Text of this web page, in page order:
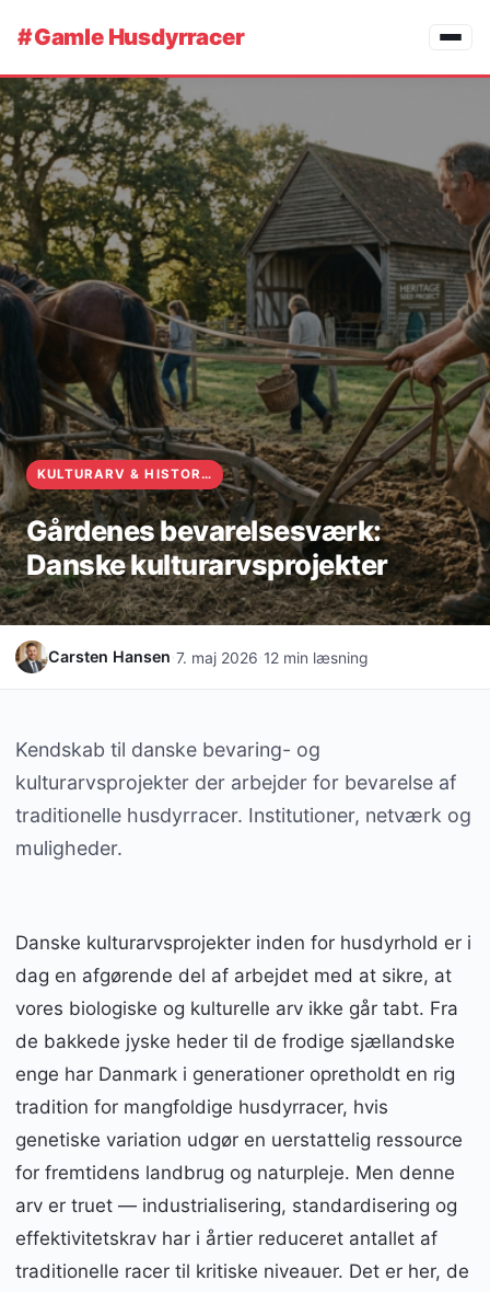
#Gamle Husdyrracer
KULTURARV & HISTORIE
Gårdenes bevarelsesværk:
Danske kulturarvsprojekter
Carsten Hansen 7. maj 2026 12 min læsning
Kendskab til danske bevaring- og
kulturarvsprojekter der arbejder for bevarelse af
traditionelle husdyrracer. Institutioner, netværk og
muligheder.
Danske kulturarvsprojekter inden for husdyrhold er i
dag en afgørende del af arbejdet med at sikre, at
vores biologiske og kulturelle arv ikke går tabt. Fra
de bakkede jyske heder til de frodige sjællandske
enge har Danmark i generationer opretholdt en rig
tradition for mangfoldige husdyrracer, hvis
genetiske variation udgør en uerstattelig ressource
for fremtidens landbrug og naturpleje. Men denne
arv er truet — industrialisering, standardisering og
effektivitetskrav har i årtier reduceret antallet af
traditionelle racer til kritiske niveauer. Det er her, de